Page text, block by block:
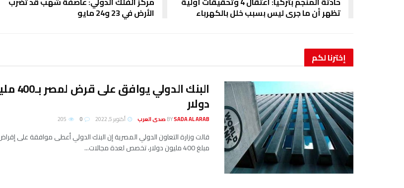
تظهر أن ما جرى ليس بسبب خلل بالكهرباء الأرض في 23 و24 مايو
إخترنالكم
البنك الدولي
دولار
BYSADA AL ARAB صدى العرب أكتوبر 5, 2022
قالت وزارة التعاون الدولي المصرية إن البنك الدولي أعطى موافقة على
مبلغ 400 مليون دولار، تخصص لعدة مجالات...